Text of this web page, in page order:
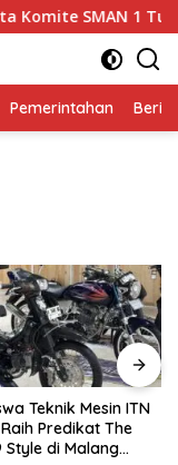
,Ketua DPD
Pemerintahan
Teknik Mesin ITN
Predikat The
Style di Malang